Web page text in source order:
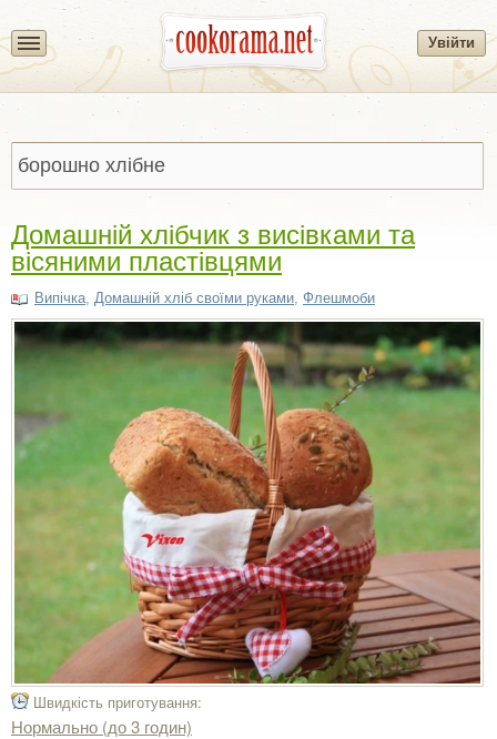
Увійти
Домашній хлібчик з висівками та
вісяними пластівцями
Випічка, Домашній хліб своїми руками, Флешмоби
Швидкість приготування:
Нормально (до 3 годин)